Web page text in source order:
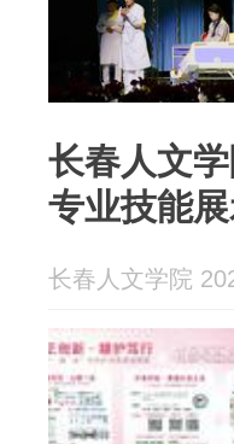
长春人文
专业技能
长春人文学院